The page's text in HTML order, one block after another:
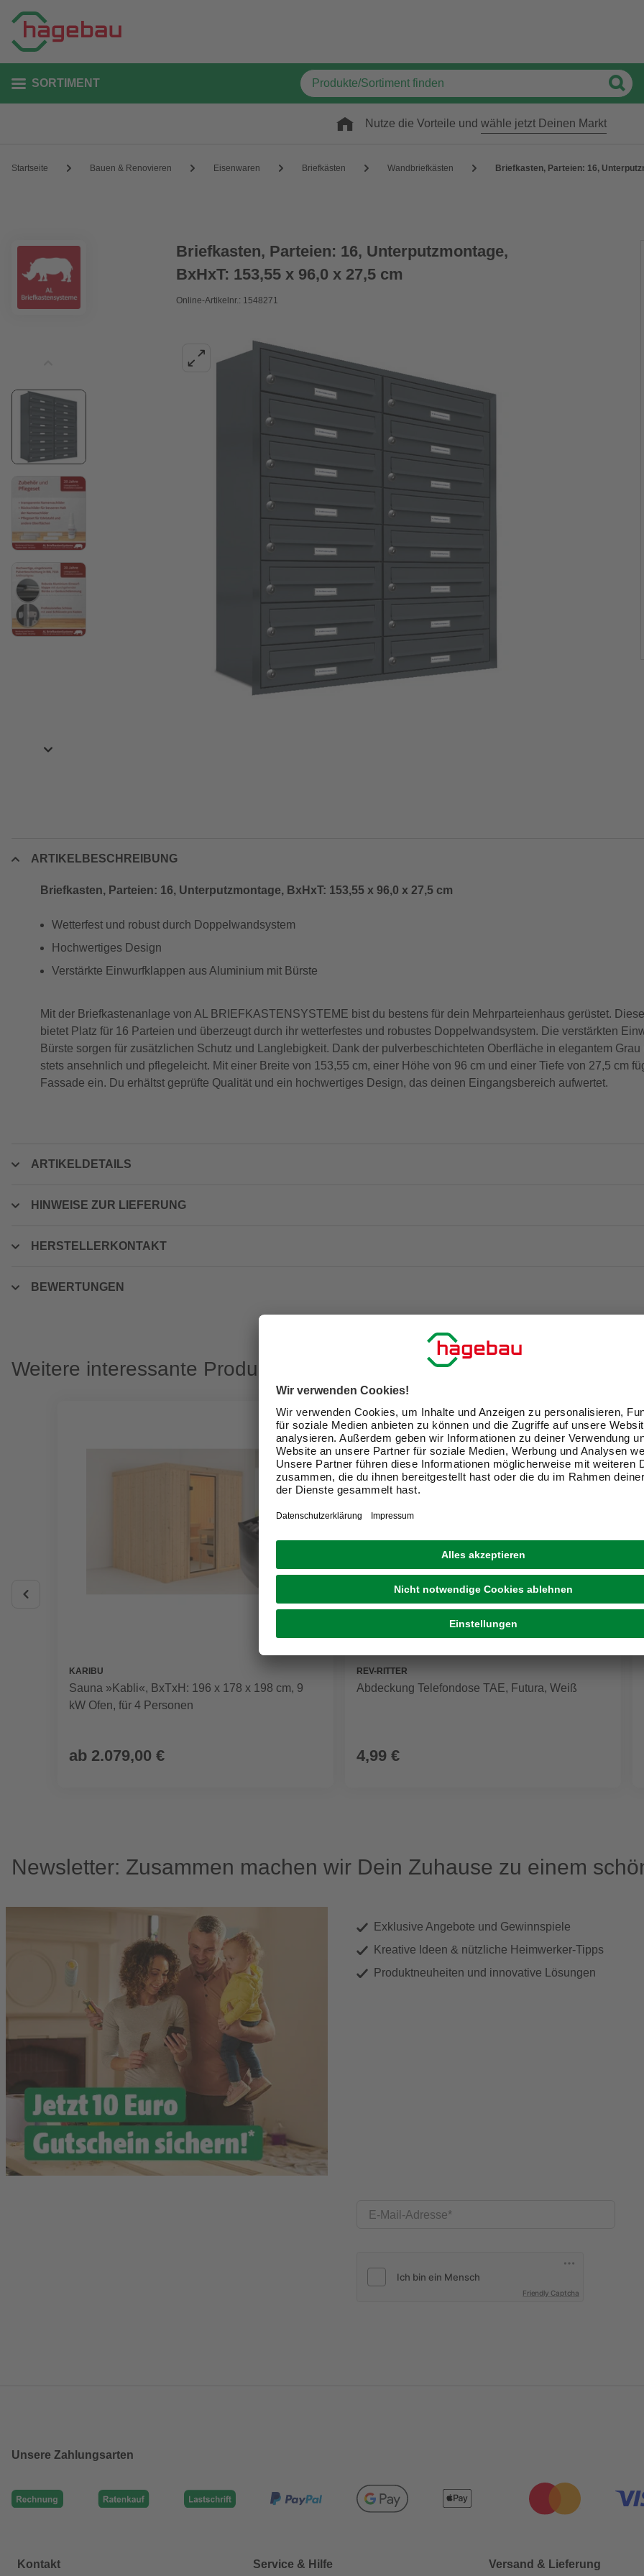
SORTIMENT
Nutze die Vorteile und wähle jetzt Deinen Markt
Startseite Bauen & Renovieren Eisenwaren Briefkästen Wandbriefkästen Briefkasten, Parteien: 16,
Briefkasten, Parteien: 16, Unterputzmontage,
BxHxT: 153,55 x 96,0 x 27,5 cm
Online-Artikelnr.: 1548271
ARTIKELBESCHREIBUNG
Briefkasten, Parteien: 16, Unterputzmontage, BxHxT: 153,55 x 96,0 x 27,5 cm
Wetterfest und robust durch Doppelwandsystem
Hochwertiges Design
Verstärkte Einwurfklappen aus Aluminium mit Bürste
Mit der Briefkastenanlage von AL BRIEFKASTENSYSTEME bist du bestens für dein Mehrparteienhaus gerüstet.
bietet Platz für 16 Parteien und überzeugt durch ihr wetterfestes und robustes Doppelwandsystem. Die verstärkten
Bürste sorgen für zusätzlichen Schutz und Langlebigkeit. Dank der pulverbeschichteten Oberfläche in elegantem
stets ansehnlich und pflegeleicht. Mit einer Breite von 153,55 cm, einer Höhe von 96 cm und einer Tiefe von 27,5 cm
Fassade ein. Du erhältst geprüfte Qualität und ein hochwertiges Design, das deinen Eingangsbereich aufwertet.
ARTIKELDETAILS
HINWEISE ZUR LIEFERUNG
HERSTELLERKONTAKT
BEWERTUNGEN
Weitere interessante Produkte
KARIBU
Sauna »Kabli«, BxTxH: 196 x 178 x 198 cm, 9
kW Ofen, für 4 Personen
ab 2.079,00 €
REV-RITTER
Abdeckung Telefondose TAE, Futura, Weiß
4,99 €
Newsletter: Zusammen machen wir Dein Zuhause zu einem
Exklusive Angebote und Gewinnspiele
Kreative Ideen & nützliche Heimwerker-Tipps
Produktneuheiten und innovative Lösungen
E-Mail-Adresse
Friendly Captcha
Unsere Zahlungsarten
Kontakt Service & Hilfe Versand & Lieferung